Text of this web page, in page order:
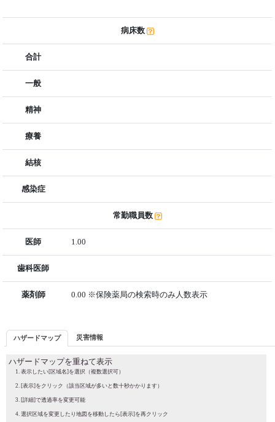
病床数
合計
一般
精神
療養
結核
感染症
常勤職員数
医師 1.00
歯科医師
薬剤師 0.00 ※保険薬局の検索時のみ人数表示
ハザードマップ 災害情報
ハザードマップを重ねて表示
表示したい[区域名]を選択（複数選択可）
[表示]をクリック（該当区域が多いと数十秒かかります）
[詳細]で透過率を変更可能
選択区域を変更したり地図を移動したら[表示]を再クリック